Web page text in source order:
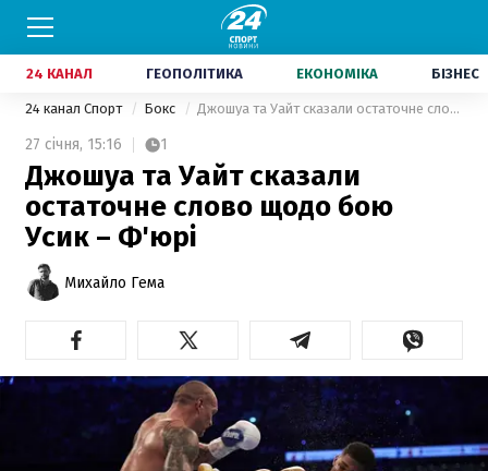
24 КАНАЛ ГЕОПОЛІТИКА ЕКОНОМІКА БІЗНЕС
24 канал Спорт Бокс Джошуа та Уайт сказали остаточне слово щодо бою Усик – Ф'юрі
27 січня, 15:16 1
Джошуа та Уайт сказали
остаточне слово щодо бою
Усик – Ф'юрі
Михайло Гема